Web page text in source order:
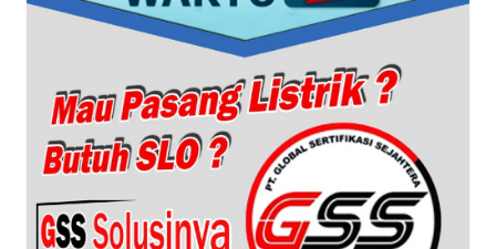
WN
WN
BANTEN
WN
NTT